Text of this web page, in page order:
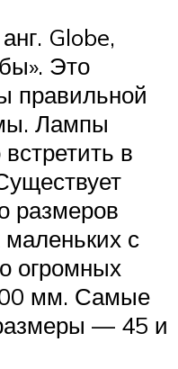
Globe,
Это
правильной
Лампы
в
размеров
с
огромных
мм. Самые
— 45 и